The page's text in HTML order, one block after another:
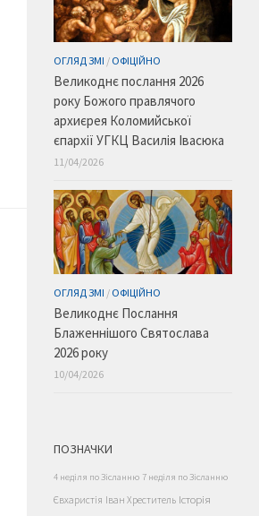
ОГЛЯД ЗМІ / ОФІЦІЙНО
Великоднє послання 2026
року Божого правлячого
архиєрея Коломийської
єпархії УГКЦ Василія Івасюка
11/04/2026
ОГЛЯД ЗМІ / ОФІЦІЙНО
Великоднє Послання
Блаженнішого Святослава
2026 року
10/04/2026
ПОЗНАЧКИ
4 неділя по Зісланню 7 неділя по Зісланню
Євхаристія Іван Хреститель Історія